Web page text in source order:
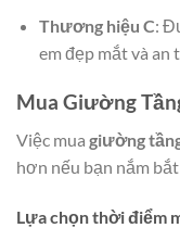
Thương hiệu C:
em đẹp mắt và an
Mua Giường
Việc mua giường
hơn nếu bạn nắm
Lựa chọn thời điểm